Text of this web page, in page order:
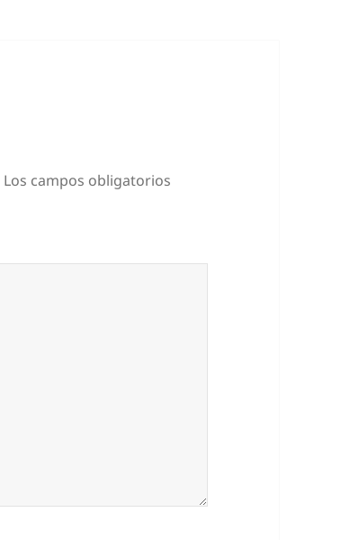
Los campos obligatorios